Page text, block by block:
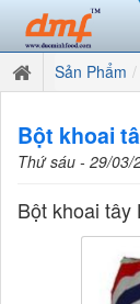
Sản Phẩm
Bột khoai
Thứ sáu - 29/03/
Bột khoai tây